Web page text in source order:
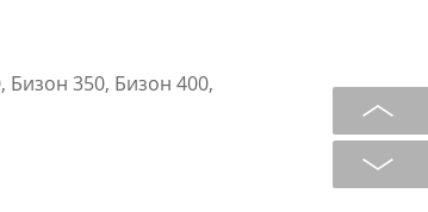
Бизон 350, Бизон 400,